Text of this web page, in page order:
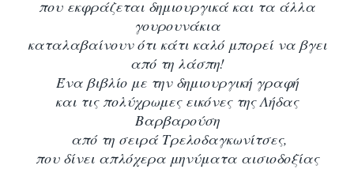
που εκφράζεται δημιουργικά και τα άλλα
γουρουνάκια
καταλαβαίνουν ότι κάτι καλό μπορεί να βγει
από τη λάσπη!
Ένα βιβλίο με την δημιουργική γραφή
και τις πολύχρωμες εικόνες της Λήδας
Βαρβαρούση
από τη σειρά Τρελοδαγκωνίτσες,
που δίνει απλόχερα μηνύματα αισιοδοξίας